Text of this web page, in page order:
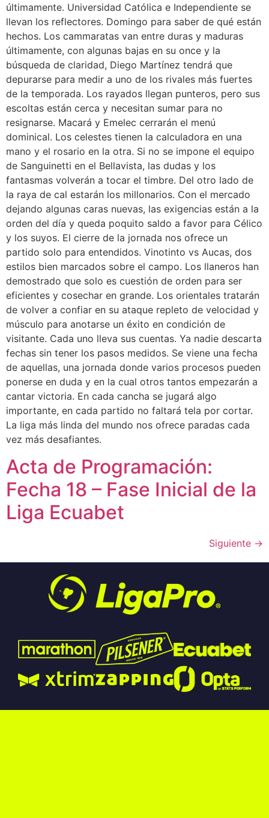
últimamente. Universidad Católica e Independiente se
llevan los reflectores. Domingo para saber de qué están
hechos. Los cammaratas van entre duras y maduras
últimamente, con algunas bajas en su once y la
búsqueda de claridad, Diego Martínez tendrá que
depurarse para medir a uno de los rivales más fuertes
de la temporada. Los rayados llegan punteros, pero sus
escoltas están cerca y necesitan sumar para no
resignarse. Macará y Emelec cerrarán el menú
dominical. Los celestes tienen la calculadora en una
mano y el rosario en la otra. Si no se impone el equipo
de Sanguinetti en el Bellavista, las dudas y los
fantasmas volverán a tocar el timbre. Del otro lado de
la raya de cal estarán los millonarios. Con el mercado
dejando algunas caras nuevas, las exigencias están a la
orden del día y queda poquito saldo a favor para Célico
y los suyos. El cierre de la jornada nos ofrece un
partido solo para entendidos. Vinotinto vs Aucas, dos
estilos bien marcados sobre el campo. Los llaneros han
demostrado que solo es cuestión de orden para ser
eficientes y cosechar en grande. Los orientales tratarán
de volver a confiar en su ataque repleto de velocidad y
músculo para anotarse un éxito en condición de
visitante. Cada uno lleva sus cuentas. Ya nadie descarta
fechas sin tener los pasos medidos. Se viene una fecha
de aquellas, una jornada donde varios procesos pueden
ponerse en duda y en la cual otros tantos empezarán a
cantar victoria. En cada cancha se jugará algo
importante, en cada partido no faltará tela por cortar.
La liga más linda del mundo nos ofrece paradas cada
vez más desafiantes.
Acta de Programación:
Fecha 18 – Fase Inicial de la
Liga Ecuabet
Siguiente →